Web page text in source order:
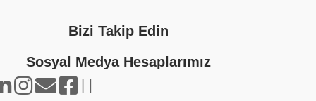
Bizi Takip Edin
Sosyal Medya Hesaplarımız